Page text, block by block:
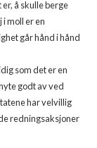
å skulle berge
i moll er en
går hånd i hånd
som det er en
godt av ved
har velvillig
redningsaksjoner